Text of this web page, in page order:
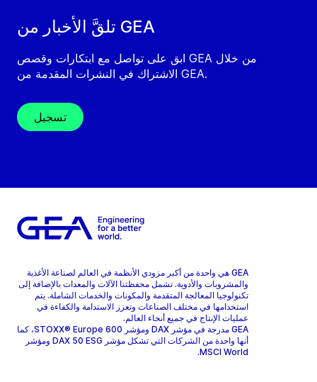
تلقَّ الأخبار من GEA
ابق على تواصل مع ابتكارات وقصص GEA من خلال
الاشتراك في النشرات المقدمة من GEA.
تسجيل
GEA هي واحدة من أكبر مزودي الأنظمة في العالم لصناعة الأغذية
والمشروبات والأدوية. تشمل محفظتنا الآلات والمعدات بالإضافة إلى
تكنولوجيا المعالجة المتقدمة والمكونات والخدمات الشاملة. يتم
استخدامها في مختلف الصناعات وتعزز الاستدامة والكفاءة في
عمليات الإنتاج في جميع أنحاء العالم.
GEA مدرجة في مؤشر DAX ومؤشر STOXX® Europe 600، كما
أنها واحدة من الشركات التي تشكل مؤشر DAX 50 ESG ومؤشر
MSCI World.